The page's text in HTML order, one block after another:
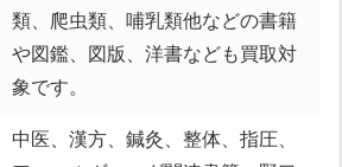
類、爬虫類、哺乳類他などの書籍
や図鑑、図版、洋書なども買取対
象です。
中医、漢方、鍼灸、整体、指圧、